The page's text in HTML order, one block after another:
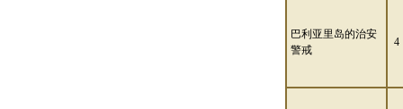
巴利亚里岛的治安
警戒
4